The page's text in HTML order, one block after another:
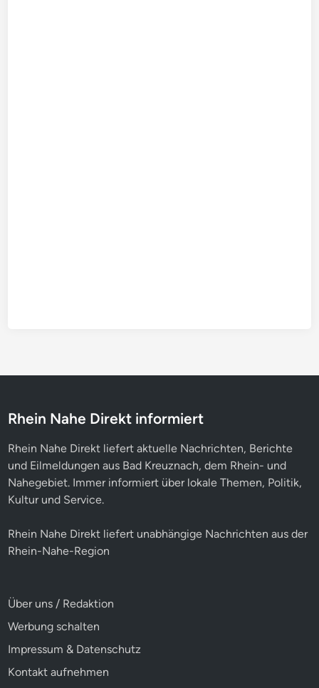
Rhein Nahe Direkt informiert
Rhein Nahe Direkt liefert aktuelle Nachrichten, Berichte
und Eilmeldungen aus Bad Kreuznach, dem Rhein- und
Nahegebiet. Immer informiert über lokale Themen, Politik,
Kultur und Service.
Rhein Nahe Direkt liefert unabhängige Nachrichten aus der
Rhein-Nahe-Region
Über uns / Redaktion
Werbung schalten
Impressum & Datenschutz
Kontakt aufnehmen